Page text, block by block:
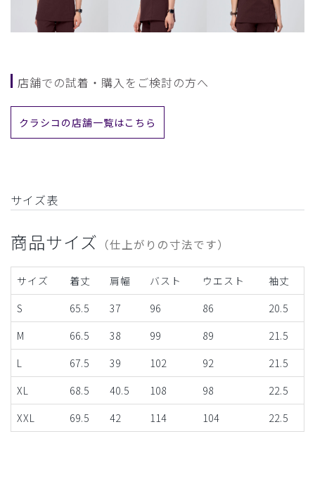
店舗での試着・購入をご検討の方へ
クラシコの店舗一覧はこちら
サイズ表
商品サイズ （仕上がりの寸法です）
サイズ 着丈 肩幅 バスト ウエスト
袖丈
S
65.5 37 96 86
20.5
M
66.5 38 99 89
21.5
L
67.5 39 102 92
21.5
XL
68.5 40.5 108 98
22.5
XXL
69.5 42 114 104 22.5